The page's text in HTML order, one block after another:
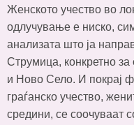
Женското учество во
одлучување е ниско,
анализата што ја
Струмица, конкретно
и Ново Село. И покрај
граѓанско учество,
средини, се соочуваат